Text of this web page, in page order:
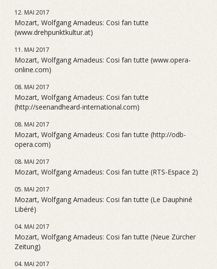
12. MAI 2017
Mozart, Wolfgang Amadeus: Cosi fan tutte
(www.drehpunktkultur.at)
11. MAI 2017
Mozart, Wolfgang Amadeus: Cosi fan tutte (www.opera-
online.com)
08. MAI 2017
Mozart, Wolfgang Amadeus: Cosi fan tutte
(http://seenandheard-international.com)
08. MAI 2017
Mozart, Wolfgang Amadeus: Cosi fan tutte (http://odb-
opera.com)
08. MAI 2017
Mozart, Wolfgang Amadeus: Cosi fan tutte (RTS-Espace 2)
05. MAI 2017
Mozart, Wolfgang Amadeus: Cosi fan tutte (Le Dauphiné
Libéré)
04. MAI 2017
Mozart, Wolfgang Amadeus: Cosi fan tutte (Neue Zürcher
Zeitung)
04. MAI 2017